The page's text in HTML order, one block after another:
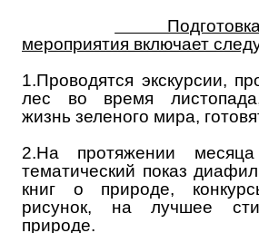
Подготовка
мероприятия включает
1.Проводятся экскурсии,
лес во время
жизнь зеленого мира,
2.На протяжении месяца
тематический показ
книг о природе,
рисунок, на лучшее
природе.